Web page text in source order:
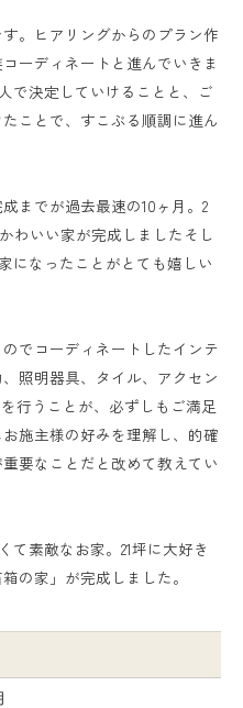
。ヒアリングからのプラン作
ーディネートと進んでいきま
で決定していけることと、ご
ことで、すこぶる順調に進ん
までが過去最速の10ヶ月。2
わいい家が完成しましたそし
になったことがとても嬉しい
でコーディネートしたインテ
照明器具、タイル、アクセン
行うことが、必ずしもご満足
施主様の好みを理解し、的確
要なことだと改めて教えてい
て素敵なお家。21坪に大好き
の家」が完成しました。